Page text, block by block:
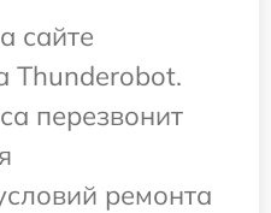
сайте
Thunderobot.
перезвонит
ремонта